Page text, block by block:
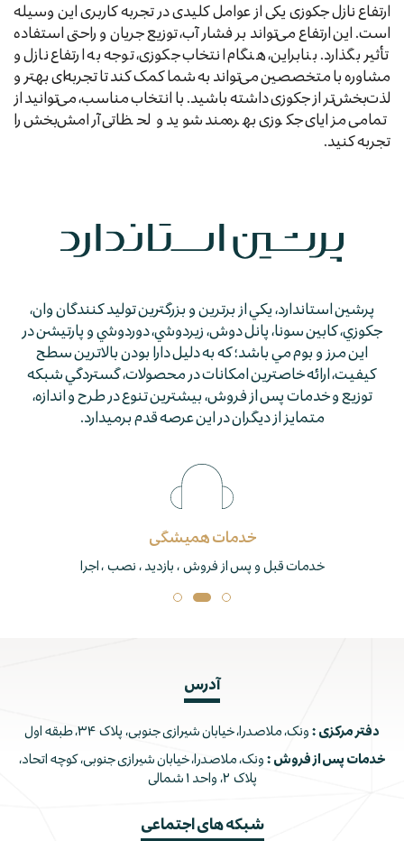
ارتفاع نازل جکوزی یکی از عوامل کلیدی در تجربه کاربری این وسیله
است. این ارتفاع می‌تواند بر فشار آب، توزیع جریان و راحتی استفاده
تأثیر بگذارد. بنابراین، هنگام انتخاب جکوزی، توجه به ارتفاع نازل و
مشاوره با متخصصین می‌تواند به شما کمک کند تا تجربه‌ای بهتر و
لذت‌بخش‌تر از جکوزی داشته باشید. با انتخاب مناسب، می‌توانید از
تمامی مزایای جکوزی بهره‌مند شوید و لحظاتی آرامش‌بخش را
تجربه کنید.
پرشين استاندارد، يكي از برترين و بزرگترين توليد كنندگان وان،
جكوزي، كابين سونا، پانل دوش، زيردوشي، دوردوشي و پارتيشن در
اين مرز و بوم مي باشد؛ كه به دليل دارا بودن بالاترين سطح
كيفيت، ارائه خاصترين امكانات در محصولات، گستردگي شبكه
توزيع و خدمات پس از فروش، بيشترين تنوع در طرح و اندازه،
متمايز از ديگران در اين عرصه قدم برمي­دارد.
خدمات همیشگی
خدمات قبل و پس از فروش ، بازدید ، نصب ، اجرا
آدرس
دفتر مرکزی : ونک، ملاصدرا، خیابان شیرازی جنوبی، پلاک ۳۴، طبقه اول
خدمات پس از فروش : ونک، ملاصدرا، خیابان شیرازی جنوبی، کوچه اتحاد،
پلاک ۲، واحد ۱ شمالی
شبکه های اجتماعی